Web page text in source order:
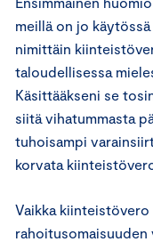
meillä on jo
nimittäin
taloudellisessa
Käsittääkseni se
siitä vihatummasta
tuhoisampi
korvata
Vaikka
rahoitusomaisuuden